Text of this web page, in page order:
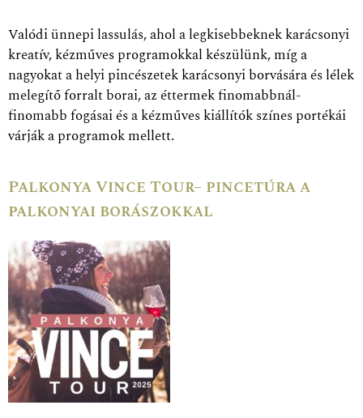
Valódi ünnepi lassulás, ahol a legkisebbeknek karácsonyi
kreatív, kézműves programokkal készülünk, míg a
nagyokat a helyi pincészetek karácsonyi borvására és lélek
melegítő forralt borai, az éttermek finomabbnál-
finomabb fogásai és a kézműves kiállítók színes portékái
várják a programok mellett.
Palkonya Vince Tour– pincetúra a
palkonyai borászokkal